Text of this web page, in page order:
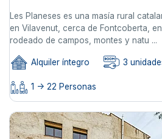
Les Planeses es una masía rural
en Vilavenut, cerca de Fontcoberta,
rodeado de campos, montes y natu ...
Alquiler íntegro 3
1 -> 22 Personas